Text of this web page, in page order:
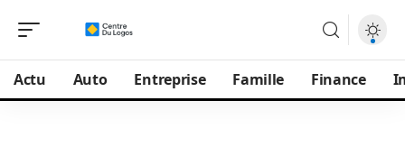
Actu Auto Entreprise Famille Finance